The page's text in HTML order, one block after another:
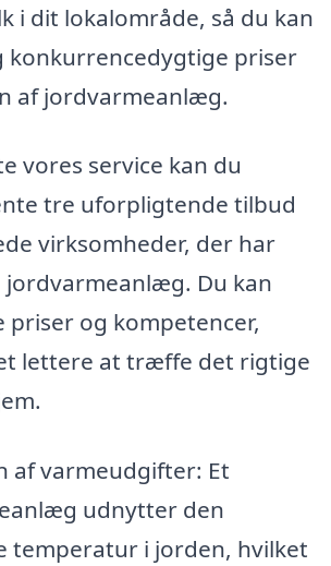
i dit lokalområde, så du kan
konkurrencedygtige priser
af jordvarmeanlæg.
vores service kan du
tre uforpligtende tilbud
virksomheder, der har
Du kan
priser og kompetencer,
lettere at træffe det rigtige
af varmeudgifter: Et
udnytter den
temperatur i jorden, hvilket